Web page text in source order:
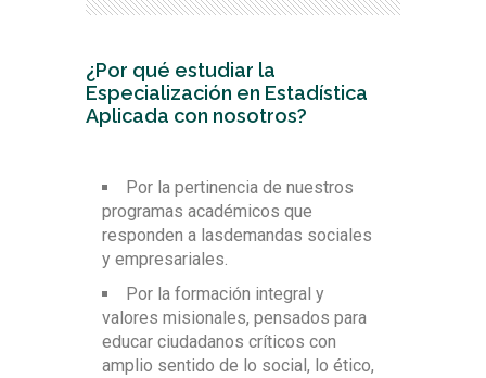
referencias bibliográficas
Básicas
Modernas aulas virtuales en
¿Por qué estudiar la
Especialización en Estadística
Aplicada con nosotros?
Por la pertinencia de nuestros
programas académicos que
responden a lasdemandas sociales
y empresariales.
Por la formación integral y
valores misionales, pensados para
educar ciudadanos críticos con
amplio sentido de lo social, lo ético,